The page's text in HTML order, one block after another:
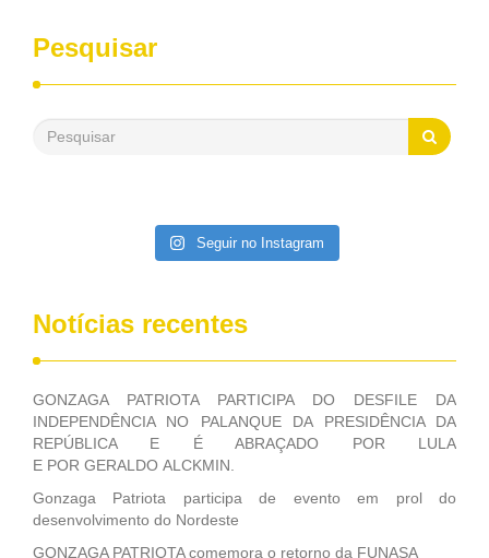
desenvolvimento dos seus municípios e, somente o ano
passado, essa Fundação distribuiu mais de três bilhões de
reais, com suas maravilhosas ações, dentre alas, mais de
saneamento básico, em pequenas comunidades rurais.
Patriota disse ainda que, mesmo sem mandato,
Pesquisar
Seguir no Instagram
Notícias recentes
GONZAGA PATRIOTA PARTICIPA DO DESFILE DA
INDEPENDÊNCIA NO PALANQUE DA PRESIDÊNCIA DA
REPÚBLICA E É ABRAÇADO POR LULA
E POR GERALDO ALCKMIN.
Gonzaga Patriota participa de evento em prol do
desenvolvimento do Nordeste
GONZAGA PATRIOTA comemora o retorno da FUNASA